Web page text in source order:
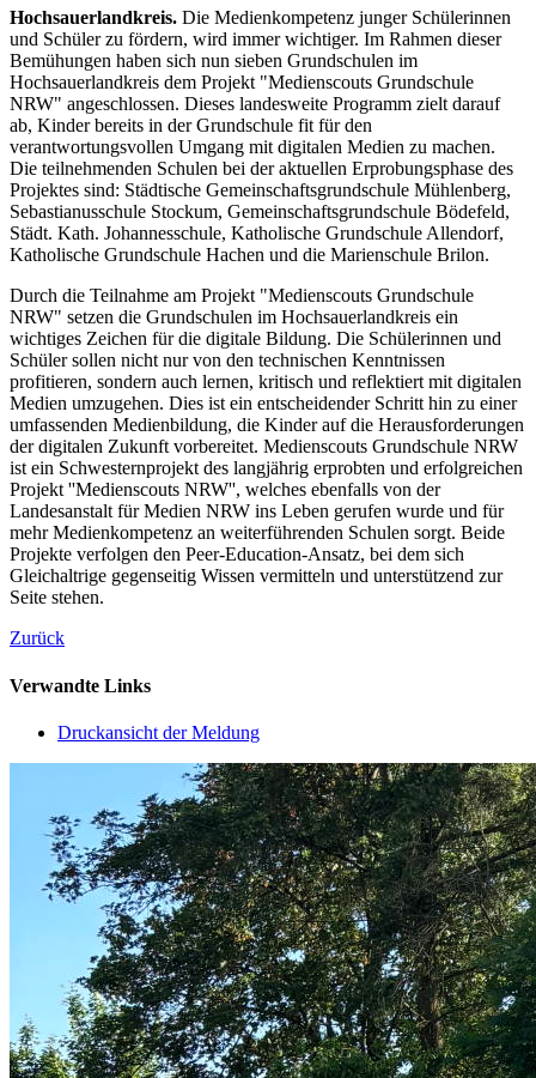
Hochsauerlandkreis. Die Medienkompetenz junger Schülerinnen
und Schüler zu fördern, wird immer wichtiger. Im Rahmen dieser
Bemühungen haben sich nun sieben Grundschulen im
Hochsauerlandkreis dem Projekt "Medienscouts Grundschule
NRW" angeschlossen. Dieses landesweite Programm zielt darauf
ab, Kinder bereits in der Grundschule fit für den
verantwortungsvollen Umgang mit digitalen Medien zu machen.
Die teilnehmenden Schulen bei der aktuellen Erprobungsphase des
Projektes sind: Städtische Gemeinschaftsgrundschule Mühlenberg,
Sebastianusschule Stockum, Gemeinschaftsgrundschule Bödefeld,
Städt. Kath. Johannesschule, Katholische Grundschule Allendorf,
Katholische Grundschule Hachen und die Marienschule Brilon.
Durch die Teilnahme am Projekt "Medienscouts Grundschule
NRW" setzen die Grundschulen im Hochsauerlandkreis ein
wichtiges Zeichen für die digitale Bildung. Die Schülerinnen und
Schüler sollen nicht nur von den technischen Kenntnissen
profitieren, sondern auch lernen, kritisch und reflektiert mit digitalen
Medien umzugehen. Dies ist ein entscheidender Schritt hin zu einer
umfassenden Medienbildung, die Kinder auf die Herausforderungen
der digitalen Zukunft vorbereitet. Medienscouts Grundschule NRW
ist ein Schwesternprojekt des langjährig erprobten und erfolgreichen
Projekt ''Medienscouts NRW'', welches ebenfalls von der
Landesanstalt für Medien NRW ins Leben gerufen wurde und für
mehr Medienkompetenz an weiterführenden Schulen sorgt. Beide
Projekte verfolgen den Peer-Education-Ansatz, bei dem sich
Gleichaltrige gegenseitig Wissen vermitteln und unterstützend zur
Seite stehen.
Zurück
Verwandte Links
Druckansicht der Meldung